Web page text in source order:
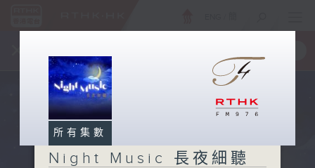
一手掌握 RTHK 電台、電視節目
所有集數
Night Music 長夜細聽